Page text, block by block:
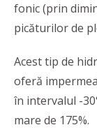
fonic (prin
picăturilor de
Acest tip de
oferă
în intervalul -
mare de 175%.